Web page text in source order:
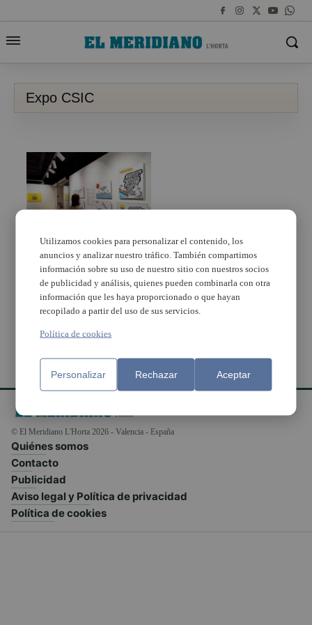
Expo CSIC
Quart de Poblet
inaugura la exposición
del CSIC «La Ciencia
según Forges»
© El Meridiano L'Horta 2026 - Valencia - España
Quiénes somos
Contacto
Publicidad
Aviso legal y Política de privacidad
Política de cookies
Utilizamos cookies para personalizar el contenido, los
anuncios y analizar nuestro tráfico. También compartimos
información sobre su uso de nuestro sitio con nuestros socios
de publicidad y análisis, quienes pueden combinarla con otra
información que les haya proporcionado o que hayan
recopilado a partir del uso de sus servicios.
Política de cookies
Personalizar Rechazar Aceptar